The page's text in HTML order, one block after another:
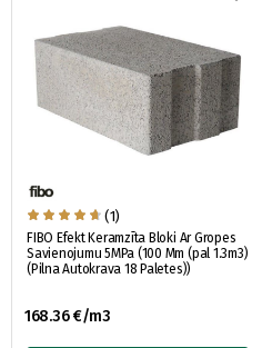
(1)
FIBO Efekt Keramzīta Bloki Ar Gropes
Savienojumu 5MPa (100 Mm (pal 1.3m3)
(Pilna Autokrava 18 Paletes))
168.36 €/m3